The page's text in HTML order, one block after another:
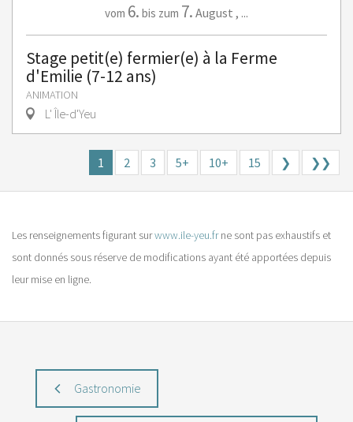
vom 6. bis zum 7. August , ...
Stage petit(e) fermier(e) à la Ferme
d'Emilie (7-12 ans)
ANIMATION
L' Île-d'Yeu
1 2 3 5+ 10+ 15 ❯ ❯❯
Les renseignements figurant surwww.ile-yeu.frne sont pas exhaustifs et
sont donnés sous réserve de modifications ayant été apportées depuis
leur mise en ligne.
Gastronomie